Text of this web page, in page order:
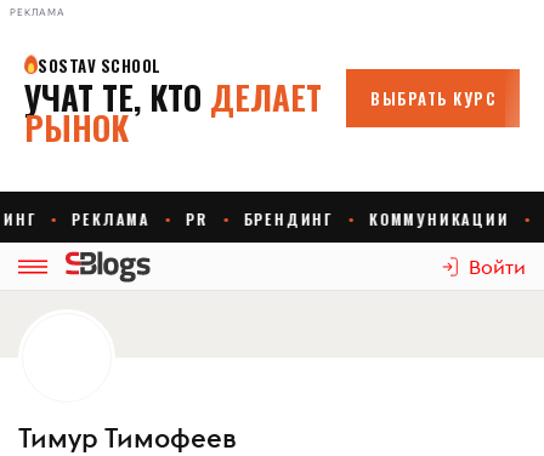
РЕКЛАМА
Войти
Тимур Тимофеев